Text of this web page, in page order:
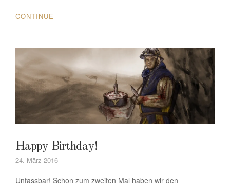
CONTINUE
Happy Birthday!
24. März 2016
Unfassbar! Schon zum zweiten Mal haben wir den